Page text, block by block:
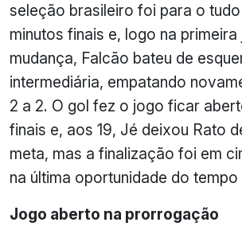
seleção brasileiro foi para o
minutos finais e, logo na
mudança, Falcão bateu de
intermediária, empatando
2 a 2. O gol fez o jogo ficar
finais e, aos 19, Jé deixou Rato
meta, mas a finalização foi em
na última oportunidade do tempo
Jogo aberto na prorrogação